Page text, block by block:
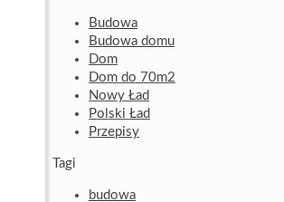
Budowa
Budowa domu
Dom
Dom do 70m2
Nowy Ład
Polski Ład
Przepisy
Tagi
budowa